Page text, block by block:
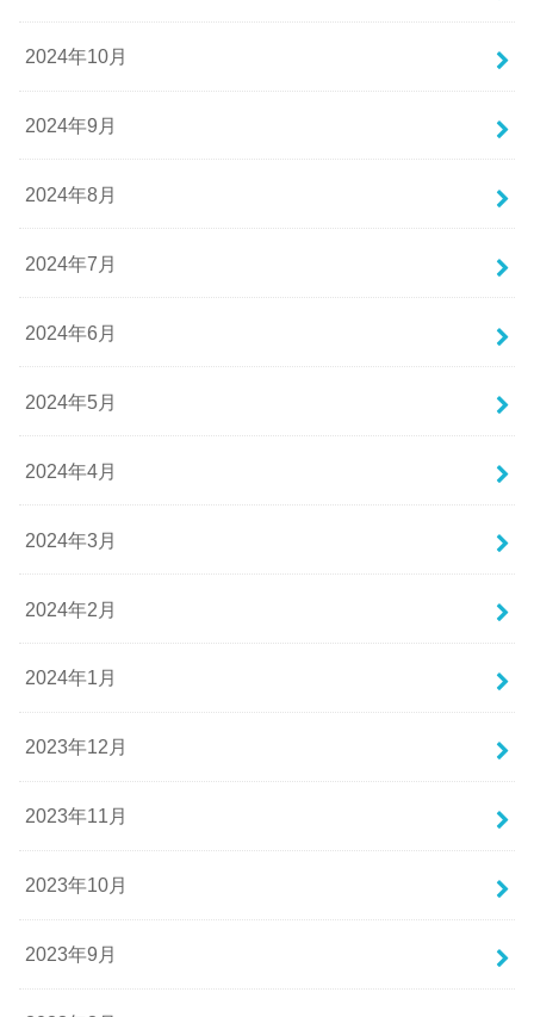
2024年10月
2024年9月
2024年8月
2024年7月
2024年6月
2024年5月
2024年4月
2024年3月
2024年2月
2024年1月
2023年12月
2023年11月
2023年10月
2023年9月